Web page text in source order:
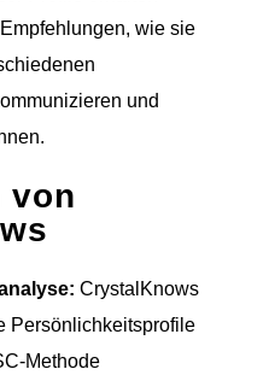
wie sie
und
von
CrystalKnows
Persönlichkeitsprofile
Methode